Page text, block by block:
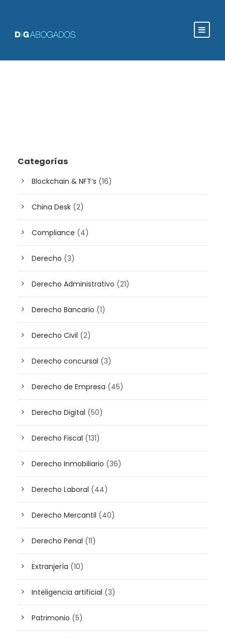
Categorías
Blockchain & NFT’s (16)
China Desk (2)
Compliance (4)
Derecho (3)
Derecho Administrativo (21)
Derecho Bancario (1)
Derecho Civil (2)
Derecho concursal (3)
Derecho de Empresa (45)
Derecho Digital (50)
Derecho Fiscal (131)
Derecho Inmobiliario (36)
Derecho Laboral (44)
Derecho Mercantil (40)
Derecho Penal (11)
Extranjería (10)
Inteligencia artificial (3)
Patrimonio (5)